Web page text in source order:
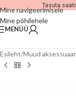
Mine navigeerimisele
Mine põhilehele
Tasuta
MENÜÜ
Esileht/Muud